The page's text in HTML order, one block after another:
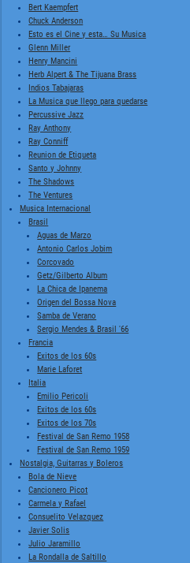
Bert Kaempfert
Chuck Anderson
Esto es el Cine y esta… Su Musica
Glenn Miller
Henry Mancini
Herb Alpert & The Tijuana Brass
Indios Tabajaras
La Musica que llego para quedarse
Percussive Jazz
Ray Anthony
Ray Conniff
Reunion de Etiqueta
Santo y Johnny
The Shadows
The Ventures
Musica Internacional
Brasil
Aguas de Marzo
Antonio Carlos Jobim
Corcovado
Getz/Gilberto Album
La Chica de Ipanema
Origen del Bossa Nova
Samba de Verano
Sergio Mendes & Brasil '66
Francia
Exitos de los 60s
Marie Laforet
Italia
Emilio Pericoli
Exitos de los 60s
Exitos de los 70s
Festival de San Remo 1958
Festival de San Remo 1959
Nostalgia, Guitarras y Boleros
Bola de Nieve
Cancionero Picot
Carmela y Rafael
Consuelito Velazquez
Javier Solis
Julio Jaramillo
La Rondalla de Saltillo